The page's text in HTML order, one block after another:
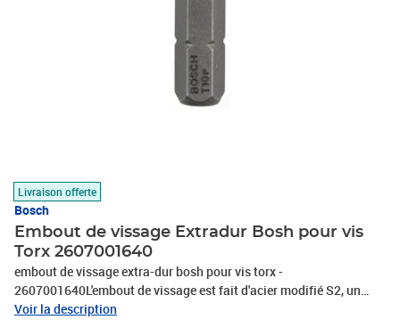
Livraison offerte
Bosch
Embout de vissage Extradur Bosh pour vis
Torx 2607001640
embout de vissage extra-dur bosh pour vis torx -
2607001640L'embout de vissage est fait d'acier modifié S2, un
processus de traitement thermique optimisé confère à l'embout
Voir la description